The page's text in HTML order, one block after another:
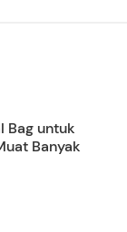
Bag untuk
Banyak